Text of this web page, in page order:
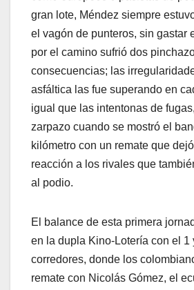
gran lote, Méndez siempre
el vagón de punteros, sin gastar
por el camino sufrió dos
consecuencias; las
asfáltica las fue superando en
igual que las intentonas de
zarpazo cuando se mostró el
kilómetro con un remate que
reacción a los rivales que
al podio.
El balance de esta primera
en la dupla Kino-Lotería con el 1
corredores, donde los
remate con Nicolás Gómez, el